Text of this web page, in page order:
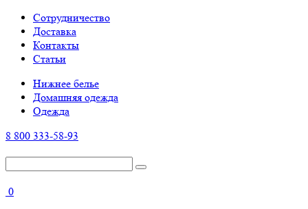
Cотрудничество
Доставка
Контакты
Статьи
Нижнее белье
Домашняя одежда
Одежда
8 800 333-58-93
0